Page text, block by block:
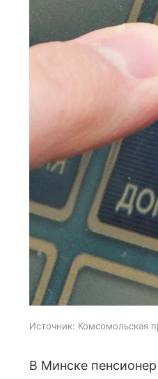
Источник: Комсомольская
В Минске